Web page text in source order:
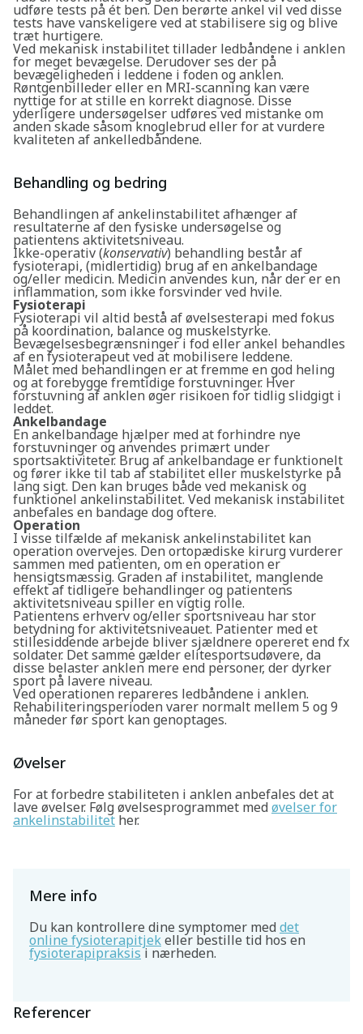
udføre tests på ét ben. Den berørte ankel vil ved disse
tests have vanskeligere ved at stabilisere sig og blive
træt hurtigere.
Ved mekanisk instabilitet tillader ledbåndene i anklen
for meget bevægelse. Derudover ses der på
bevægeligheden i leddene i foden og anklen.
Røntgenbilleder eller en MRI-scanning kan være
nyttige for at stille en korrekt diagnose. Disse
yderligere undersøgelser udføres ved mistanke om
anden skade såsom knoglebrud eller for at vurdere
kvaliteten af ankelledbåndene.
Behandling og bedring
Behandlingen af ankelinstabilitet afhænger af
resultaterne af den fysiske undersøgelse og
patientens aktivitetsniveau.
Ikke-operativ (konservativ) behandling består af
fysioterapi, (midlertidig) brug af en ankelbandage
og/eller medicin. Medicin anvendes kun, når der er en
inflammation, som ikke forsvinder ved hvile.
Fysioterapi
Fysioterapi vil altid bestå af øvelsesterapi med fokus
på koordination, balance og muskelstyrke.
Bevægelsesbegrænsninger i fod eller ankel behandles
af en fysioterapeut ved at mobilisere leddene.
Målet med behandlingen er at fremme en god heling
og at forebygge fremtidige forstuvninger. Hver
forstuvning af anklen øger risikoen for tidlig slidgigt i
leddet.
Ankelbandage
En ankelbandage hjælper med at forhindre nye
forstuvninger og anvendes primært under
sportsaktiviteter. Brug af ankelbandage er funktionelt
og fører ikke til tab af stabilitet eller muskelstyrke på
lang sigt. Den kan bruges både ved mekanisk og
funktionel ankelinstabilitet. Ved mekanisk instabilitet
anbefales en bandage dog oftere.
Operation
I visse tilfælde af mekanisk ankelinstabilitet kan
operation overvejes. Den ortopædiske kirurg vurderer
sammen med patienten, om en operation er
hensigtsmæssig. Graden af instabilitet, manglende
effekt af tidligere behandlinger og patientens
aktivitetsniveau spiller en vigtig rolle.
Patientens erhverv og/eller sportsniveau har stor
betydning for aktivitetsniveauet. Patienter med et
stillesiddende arbejde bliver sjældnere opereret end fx
soldater. Det samme gælder elitesportsudøvere, da
disse belaster anklen mere end personer, der dyrker
sport på lavere niveau.
Ved operationen repareres ledbåndene i anklen.
Rehabiliteringsperioden varer normalt mellem 5 og 9
måneder før sport kan genoptages.
Øvelser
For at forbedre stabiliteten i anklen anbefales det at
lave øvelser. Følg øvelsesprogrammet med øvelser for
ankelinstabilitet her.
Mere info
Du kan kontrollere dine symptomer med det
online fysioterapitjekeller bestille tid hos en
fysioterapipraksisi nærheden.
Referencer